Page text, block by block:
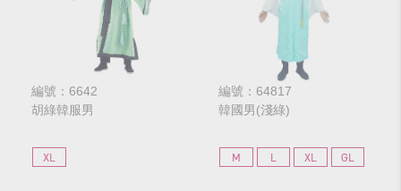
編號：6642
胡綠韓服男
XL
編號：64817
韓國男(淺綠)
M L XL GL